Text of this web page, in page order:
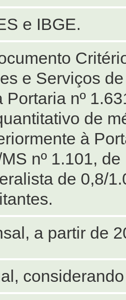
e IBGE.
e Serviços
Portaria nº
de
à
nº 1.101,
de 0,8/
a partir de